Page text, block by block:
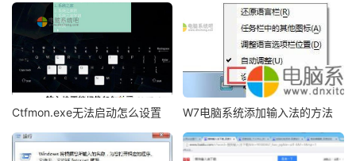
Ctfmon.exe无法启动怎么设置 W7电脑系统添加输入法的方法